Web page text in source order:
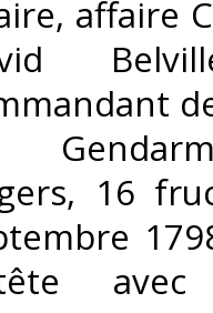
affaire
16